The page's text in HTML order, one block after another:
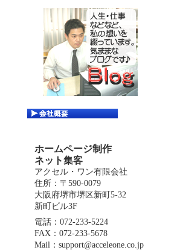
ホームページ制作
ネット集客
アクセル・ワン有限会社
住所：〒590-0079
大阪府堺市堺区新町5-32
新町ビル3F
電話：072-233-5224
FAX：072-233-5678
Mail：support@acceleone.co.jp